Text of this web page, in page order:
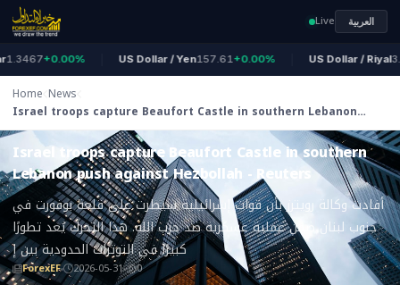
Live العربية
+0.00% US Dollar / Yen157.61+0.00% US Dollar / Riyal
Home News
Israel troops capture Beaufort Castle in southern Lebanon
push against Hezbollah - Reuters
ForexEF
Israel troops capture Beaufort Castle in southern
Lebanon push against Hezbollah - Reuters
أفادت وكالة رويترز بأن قوات إسرائيلية سيطرت على قلعة بوفورت في
جنوب لبنان ضمن عملية عسكرية ضد حزب الله. هذا التحرك يُعد تطورًا
كبيرًا في التوترات الحدودية بين إ
ForexEF 2026-05-31 0